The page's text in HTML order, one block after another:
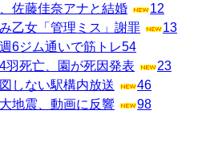
佐藤佳奈アナと結婚
12
乙女「管理ミス」謝罪
13
6ジム通いで筋トレ54
羽死亡、園が死因発表
23
しない駅構内放送
46
地震、動画に反響
98